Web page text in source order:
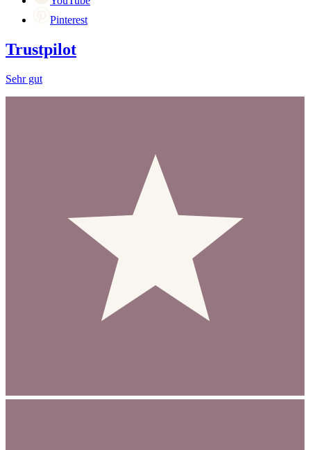
Pinterest
Trustpilot
Sehr gut